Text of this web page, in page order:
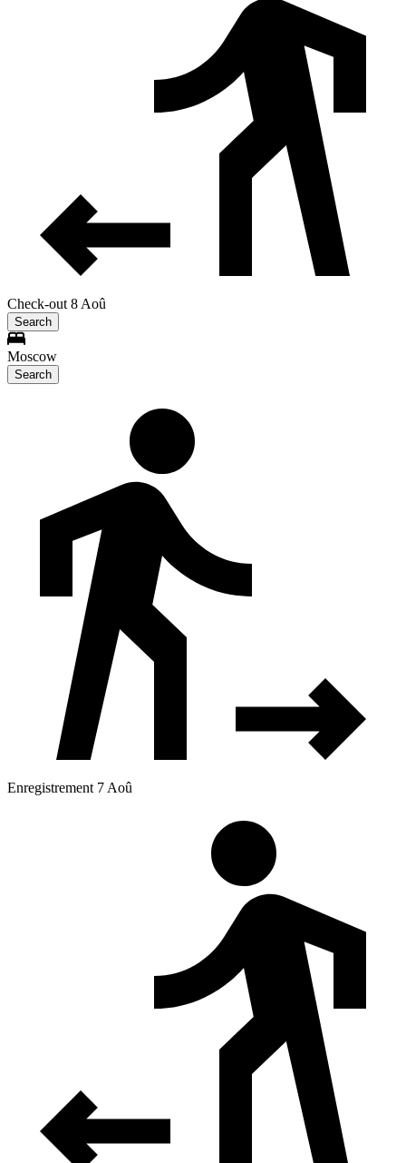
Check-out 8 Aoû
Search
Moscow
Search
Enregistrement 7 Aoû